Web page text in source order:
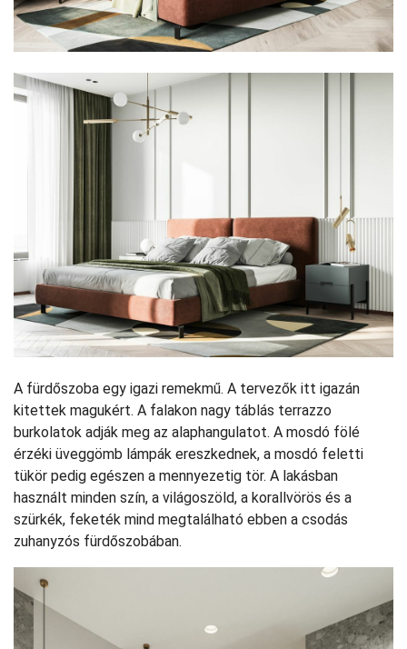
A fürdőszoba egy igazi remekmű. A tervezők itt igazán
kitettek magukért. A falakon nagy táblás terrazzo
burkolatok adják meg az alaphangulatot. A mosdó fölé
érzéki üveggömb lámpák ereszkednek, a mosdó feletti
tükör pedig egészen a mennyezetig tör. A lakásban
használt minden szín, a világoszöld, a korallvörös és a
szürkék, feketék mind megtalálható ebben a csodás
zuhanyzós fürdőszobában.